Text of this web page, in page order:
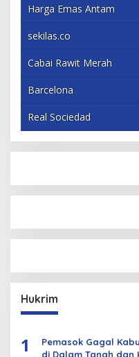
Harga Emas Antam
sekilas.co
Cabai Rawit Merah
Barcelona
Real Sociedad
Hukrim
1
Pemasok Gagal
di Dalam Tanah dan